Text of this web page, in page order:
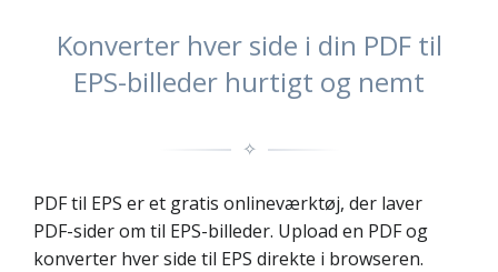
Konverter hver side i din PDF til
EPS-billeder hurtigt og nemt
✧
PDF til EPS er et gratis onlineværktøj, der laver
PDF-sider om til EPS-billeder. Upload en PDF og
konverter hver side til EPS direkte i browseren.